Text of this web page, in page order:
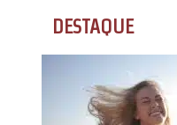
DESTAQUE